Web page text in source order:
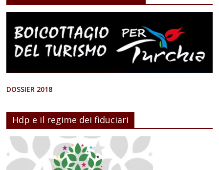
DOSSIER 2018
Hdp e il regime dei fiduciari